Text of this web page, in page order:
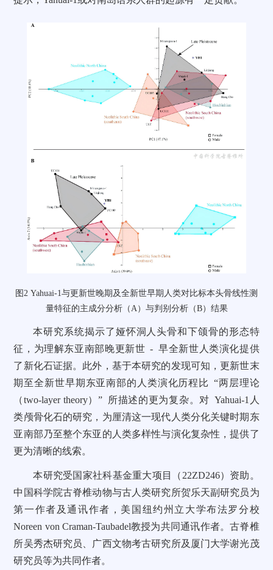
图2 Yahuai-1与更新世晚期及全新世早期人类对比标本头骨线性测
量特征的主成分分析（A）与判别分析（B）结果
本研究系统揭示了娅怀洞人头骨和下颌骨的形态特
征，为理解东亚南部晚更新世 - 早全新世人类演化提供
了新化石证据。此外，基于本研究的发现可知，更新世末
期至全新世早期东亚南部的人类演化历程比 “两层理论
（two-layer theory）” 所描述的更为复杂。对 Yahuai-1人
类颅骨化石的研究，为厘清这一现代人类分化关键时期东
亚南部乃至整个东亚的人类多样性与演化复杂性，提供了
更为清晰的线索。
本研究受国家社科基金重大项目（22ZD246）资助。
中国科学院古脊椎动物与古人类研究所贺乐天副研究员为
第一作者及通讯作者，美国纽约州立大学布法罗分校
Noreen von Craman-Taubadel教授为共同通讯作者。古脊椎
所吴秀杰研究员、广西文物考古研究所及厦门大学谢光茂
研究员等为共同作者。